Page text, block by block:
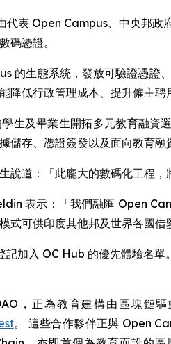
代表 Open Campus、中央邦
碼憑證。
的生態系統，發放可驗證憑證
降低行政管理成本、提升僱主聘
生及畢業生開拓多元教育融
儲存、憑證簽發以及面向教育
道：「此龐大的數碼化工程，
表示：「我們融匯 Open
式可供印度其他邦及世界各國借
記加入 OC Hub 的優先體驗名
，正為教育建構由區塊鏈
。 這些合作夥伴正與 Open